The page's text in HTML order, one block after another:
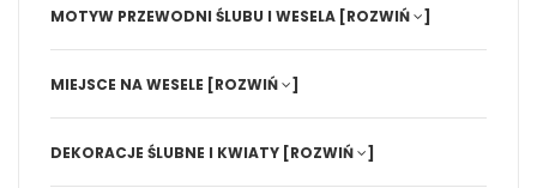
MOTYW PRZEWODNI ŚLUBU I WESELA [ROZWIŃ ]
MIEJSCE NA WESELE [ROZWIŃ ]
DEKORACJE ŚLUBNE I KWIATY [ROZWIŃ ]